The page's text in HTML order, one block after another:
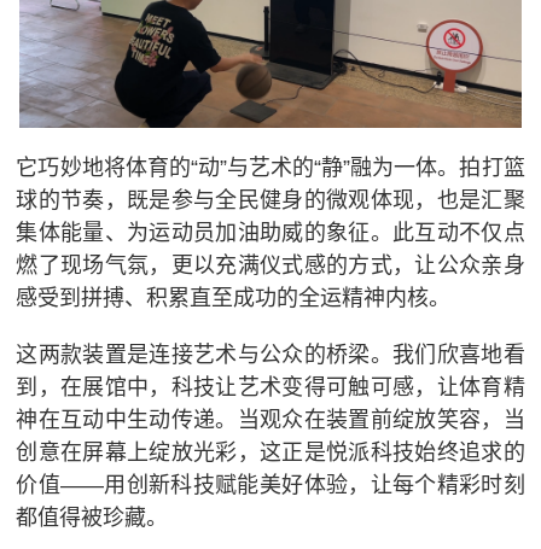
它巧妙地将体育的“动”与艺术的“静”融为一体。拍打篮
球的节奏，既是参与全民健身的微观体现，也是汇聚
集体能量、为运动员加油助威的象征。此互动不仅点
燃了现场气氛，更以充满仪式感的方式，让公众亲身
感受到拼搏、积累直至成功的全运精神内核。
这两款装置是连接艺术与公众的桥梁。我们欣喜地看
到，在展馆中，科技让艺术变得可触可感，让体育精
神在互动中生动传递。当观众在装置前绽放笑容，当
创意在屏幕上绽放光彩，这正是悦派科技始终追求的
价值——用创新科技赋能美好体验，让每个精彩时刻
都值得被珍藏。